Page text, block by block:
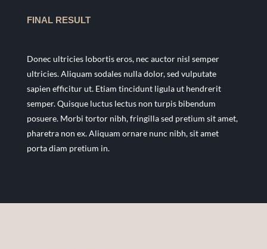
FINAL RESULT
Donec ultricies lobortis eros, nec auctor nisl semper
ultricies. Aliquam sodales nulla dolor, sed vulputate
sapien efficitur ut. Etiam tincidunt ligula ut hendrerit
semper. Quisque luctus lectus non turpis bibendum
posuere. Morbi tortor nibh, fringilla sed pretium sit amet,
pharetra non ex. Aliquam ornare nunc nibh, sit amet
porta diam pretium in.